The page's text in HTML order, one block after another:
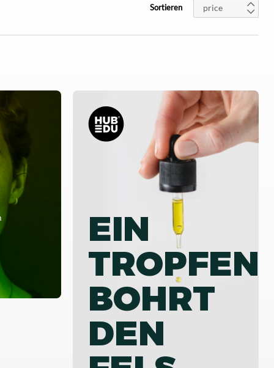
Sortieren price
EIN
TROPFEN
BOHRT
DEN